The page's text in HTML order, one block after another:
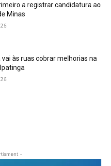
a registrar candidatura ao
Minas
vai às ruas cobrar melhorias na
-